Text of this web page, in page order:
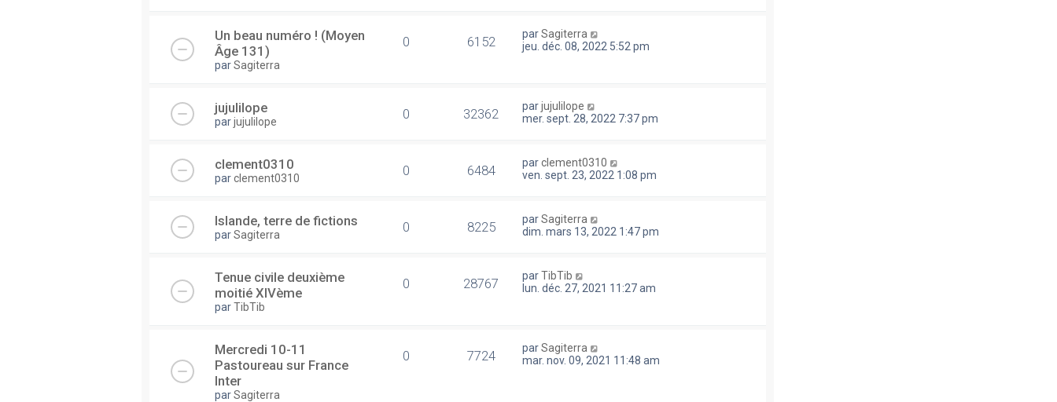
Un beau numéro ! (Moyen
Âge 131)
parSagiterra
0 6152 parSagiterra
jeu. déc. 08, 2022 5:52 pm
jujulilope
parjujulilope 0 32362 parjujulilope
mer. sept. 28, 2022 7:37 pm
clement0310
parclement0310 0 6484 parclement0310
ven. sept. 23, 2022 1:08 pm
Islande, terre de fictions
parSagiterra 0 8225 parSagiterra
dim. mars 13, 2022 1:47 pm
Tenue civile deuxième
moitié XIVème
parTibTib
0 28767 parTibTib
lun. déc. 27, 2021 11:27 am
Mercredi 10-11
Pastoureau sur France
Inter
parSagiterra
0 7724 parSagiterra
mar. nov. 09, 2021 11:48 am